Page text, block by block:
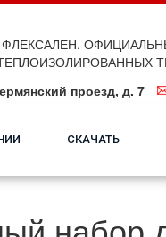
проезд, д. 7
СКАЧАТЬ